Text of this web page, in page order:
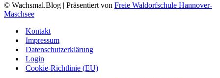
© Wachsmal.Blog | Präsentiert von Freie Waldorfschule Hannover-
Maschsee
Kontakt
Impressum
Datenschutzerklärung
Login
Cookie-Richtlinie (EU)